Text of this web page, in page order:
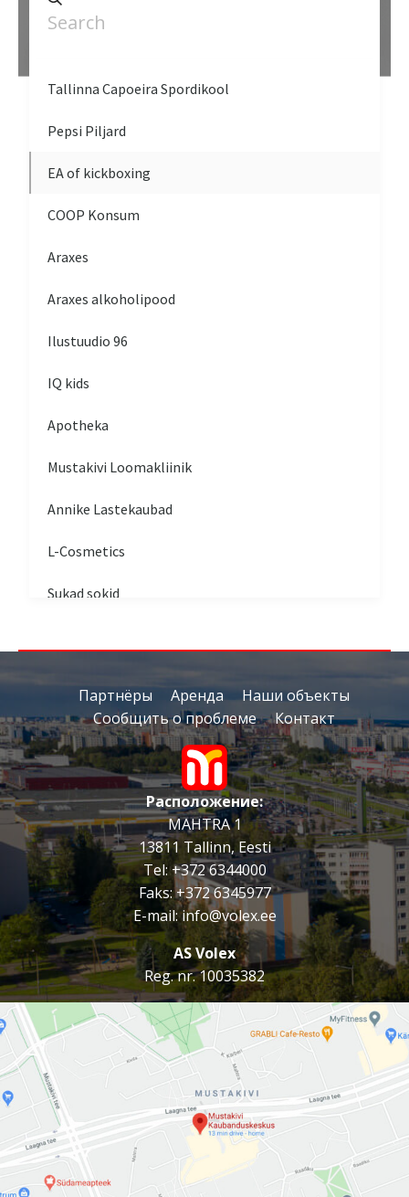
Tallinna Capoeira Spordikool
Pepsi Piljard
EA of kickboxing
COOP Konsum
Araxes
Araxes alkoholipood
Ilustuudio 96
IQ kids
Apotheka
Mustakivi Loomakliinik
Annike Lastekaubad
L-Cosmetics
Sukad sokid
Fenix Casino
Volex kontor
ABC Laenud
Edem Ilustuudio
Edem Ilustuudio
Olympic Casino
Postifoto
Money Express
Money Express
Dreamline Arvutikeskus
Looduse Maailm
Granto Raamatud
Партнёры Аренда
Наши объекты
Сообщить о проблеме
Контакт
Расположение:
MAHTRA 1
13811 Tallinn, Eesti
Tel:+372 6344000
Faks: +372 6345977
E-mail:info@volex.ee
AS Volex
Reg. nr. 10035382